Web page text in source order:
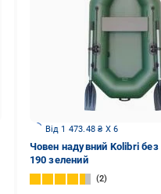
Від 1 473.48 ₴ X 6
Човен надувний Kolibri без
190 зелений
2